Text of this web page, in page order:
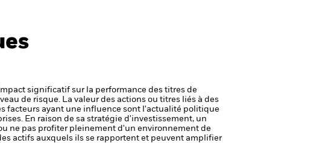
significatif sur la performance des titres de
de risque. La valeur des actions ou titres liés à des
facteurs ayant une influence sont l'actualité politique
En raison de sa stratégie d'investissement, un
ne pas profiter pleinement d'un environnement de
actifs auxquels ils se rapportent et peuvent amplifier